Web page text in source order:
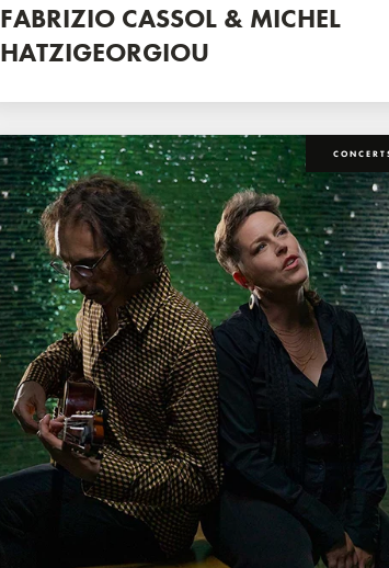
FABRIZIO CASSOL & MICHEL
HATZIGEORGIOU